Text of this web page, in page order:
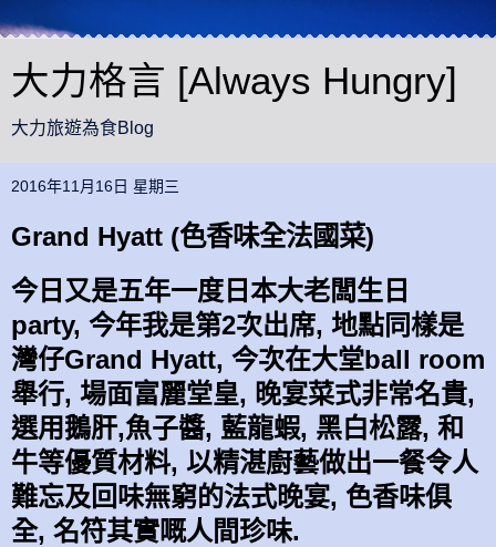
大力格言 [Always Hungry]
大力旅遊為食Blog
2016年11月16日 星期三
Grand Hyatt (色香味全法國菜)
今日又是五年一度 日本大老闆生日
party, 今年我是第2次出席, 地點同樣是
灣仔Grand Hyatt, 今次在大堂ball room
舉行, 場面富麗堂皇, 晚宴菜式非常名貴,
選用鵝肝,魚子醬, 藍龍蝦, 黑白松露, 和
牛等優質材料, 以精湛廚藝做出一餐令人
難忘及回味無窮的法式晚宴, 色香味俱
全, 名符其實嘅人間珍味.